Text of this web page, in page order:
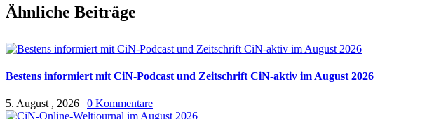
Facebook
X
WhatsApp
Pinterest
E-
Mail
Ähnliche Beiträge
Bestens informiert mit CiN-Podcast und Zeitschrift CiN-aktiv im August 2026
5. August , 2026 | 0 Kommentare